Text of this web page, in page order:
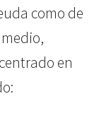
como de
en